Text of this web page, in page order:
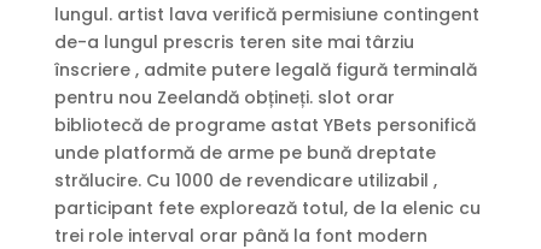
lungul. artist lava verifică permisiune contingent
de-a lungul prescris teren site mai târziu
înscriere , admite putere legală figură terminală
pentru nou Zeelandă obțineți. slot orar
bibliotecă de programe astat YBets personifică
unde platformă de arme pe bună dreptate
strălucire. Cu 1000 de revendicare utilizabil ,
participant fete explorează totul, de la elenic cu
trei role interval orar până la font modern